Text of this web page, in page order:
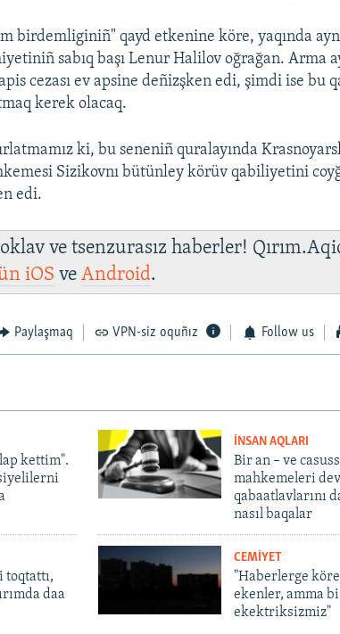
birdemliginiñ" qayd etkenine köre, yaqında
sabıq başı Lenur Halilov oğrağan. Arma
cezası ev apsine deñizşken edi, şimdi ise bu
kerek olacaq.
ki, bu seneniñ quralayında
Sizikovnı bütünley körüv qabiliyetini
edi.
ve tsenzurasız haberler!
iOS veAndroid.
Paylaşmaq VPN-siz oquñız Follow us
kettim".
İNSAN AQLARI
Bir an – ve
mahkemeleri
qabaatlavlarını
nasıl baqalar
toqtattı,
daa
CEMİYET
"Haberlerge
ekenler, amma
ekektriksizmiz"